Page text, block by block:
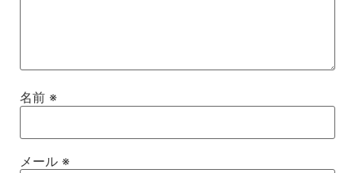
名前 ※
メール ※